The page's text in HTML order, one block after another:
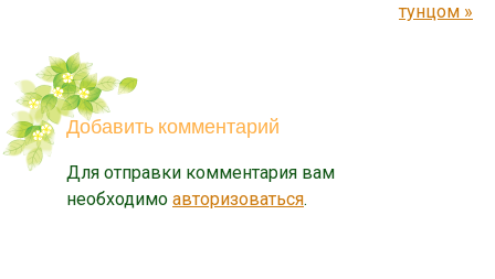
тунцом »
Добавить комментарий
Для отправки комментария вам
необходимо авторизоваться.